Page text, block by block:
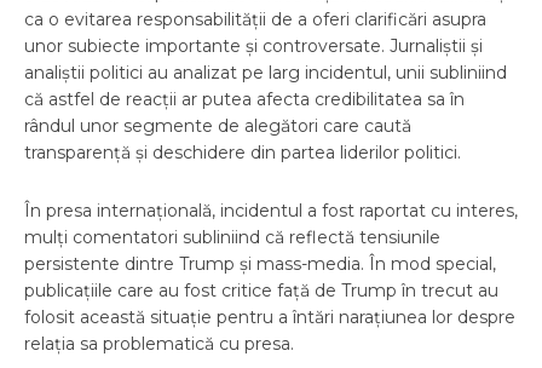
ca o evitarea responsabilității de a oferi clarificări asupra
unor subiecte importante și controversate. Jurnaliștii și
analiștii politici au analizat pe larg incidentul, unii subliniind
că astfel de reacții ar putea afecta credibilitatea sa în
rândul unor segmente de alegători care caută
transparență și deschidere din partea liderilor politici.
În presa internațională, incidentul a fost raportat cu interes,
mulți comentatori subliniind că reflectă tensiunile
persistente dintre Trump și mass-media. În mod special,
publicațiile care au fost critice față de Trump în trecut au
folosit această situație pentru a întări narațiunea lor despre
relația sa problematică cu presa.